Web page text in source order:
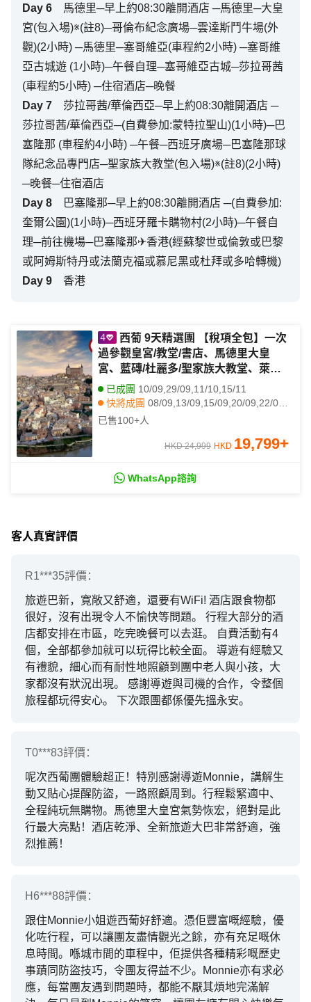
Day 6
馬德里─早上約08:30離開酒店 ─馬德里─大皇
宮(包入場)※(註8)─哥倫布紀念廣場─雲達斯鬥牛場(外
觀)(2小時) ─馬德里─塞哥維亞(車程約2小時) ─塞哥維
亞古城遊 (1小時)─午餐自理─塞哥維亞古城─莎拉哥茜
(車程約5小時) ─住宿酒店─晚餐
Day 7
莎拉哥茜/華倫西亞─早上約08:30離開酒店 ─
莎拉哥茜/華倫西亞─(自費參加:蒙特拉聖山)(1小時)─巴
塞隆那 (車程約4小時) ─午餐─西班牙廣場─巴塞隆那球
隊紀念品專門店─聖家族大教堂(包入場)※(註8)(2小時)
─晚餐─住宿酒店
Day 8
巴塞隆那─早上約08:30離開酒店 ─(自費參加:
奎爾公園)(1小時)─西班牙羅卡購物村(2小時)─午餐自
理─前往機場─巴塞隆那✈香港(經蘇黎世或倫敦或巴黎
或阿姆斯特丹或法蘭克福或慕尼黑或杜拜或多哈轉機)
Day 9 香港
西葡 9天精選團 【稅項全包】一次
過參觀皇宮/教堂/書店、馬德里大皇
宮、藍磚/杜麗多/聖家族大教堂、萊羅
古典書店
已成團 10/09,29/09,11/10,15/11
快將成團 08/09,13/09,15/09,20/09,22/09,27/09,04/10,01/11,08/11,29/11,06/12,13/12,10/01,17/01,21/02,28/02,07/03,14/03,22/03
已售100+人
HKD 24,999 HKD 19,799+
WhatsApp諮詢
客人真實評價
R1***35評價：
旅遊巴新，寛敞又舒適，還要有WiFi! 酒店跟食物都
很好，沒有出現令人不愉快等問題。 行程大部分的酒
店都安排在市區，吃完晚餐可以去逛。 自費活動有4
個，全部都參加就可以玩得比較全面。 導遊有經驗又
有禮貌，細心而有耐性地照顧到團中老人與小孩，大
家都沒有狀況出現。 感謝導遊與司機的合作，令整個
旅程都玩得安心。 下次跟團都係優先搵永安。
T0***83評價：
呢次西葡團體驗超正！特別感謝導遊Monnie，講解生
動又貼心提醒防盜，一路照顧周到。行程鬆緊適中、
全程純玩無購物。馬德里大皇宮氣勢恢宏，絕對是此
行最大亮點！酒店乾淨、全新旅遊大巴非常舒適，強
烈推薦！
H6***88評價：
跟住Monnie小姐遊西葡好舒適。憑佢豐富嘅經驗，優
化咗行程，可以讓團友盡情觀光之餘，亦有充足嘅休
息時間。喺城市間的車程中，佢提供各種精彩嘅歷史
事蹟同防盜技巧，令團友得益不少。Monnie亦有求必
應，每當團友遇到問題時，都能不厭其煩地完滿解